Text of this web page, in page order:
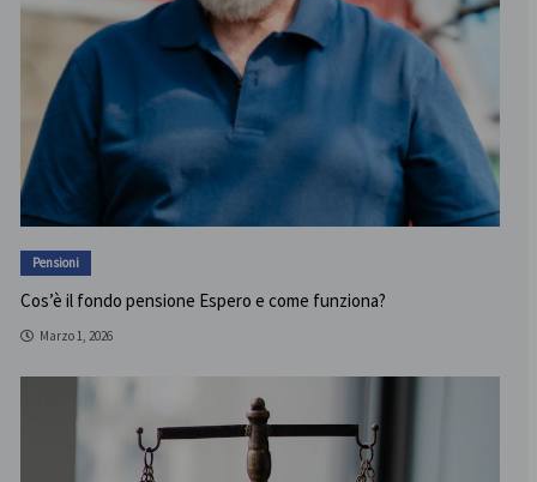
Pensioni
Cos’è il fondo pensione Espero e come funziona?
Marzo 1, 2026